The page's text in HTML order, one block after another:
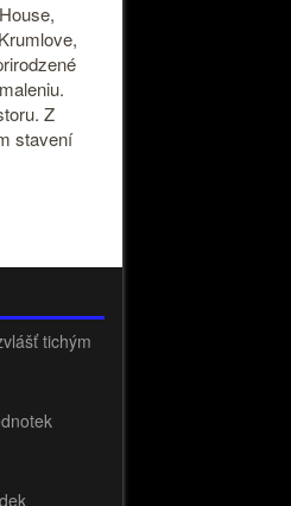
Z
stavení
tichým